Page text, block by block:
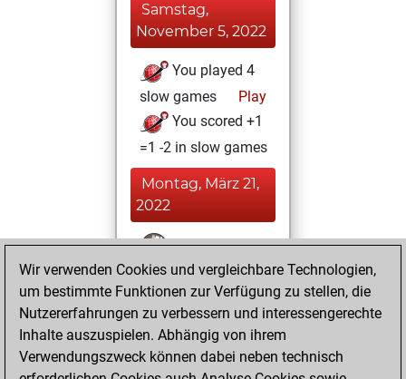
Samstag,
November 5, 2022
You played 4
slow games
Play
You scored +1
=1 -2 in slow games
Montag, März 21,
2022
You won
against Fritz
Fritz
You achieved a
BeautyScore of 46
You achieved a
new Elo of 1625
Wir verwenden Cookies und vergleichbare Technologien,
um bestimmte Funktionen zur Verfügung zu stellen, die
Nutzererfahrungen zu verbessern und interessengerechte
Inhalte auszuspielen. Abhängig von ihrem
Verwendungszweck können dabei neben technisch